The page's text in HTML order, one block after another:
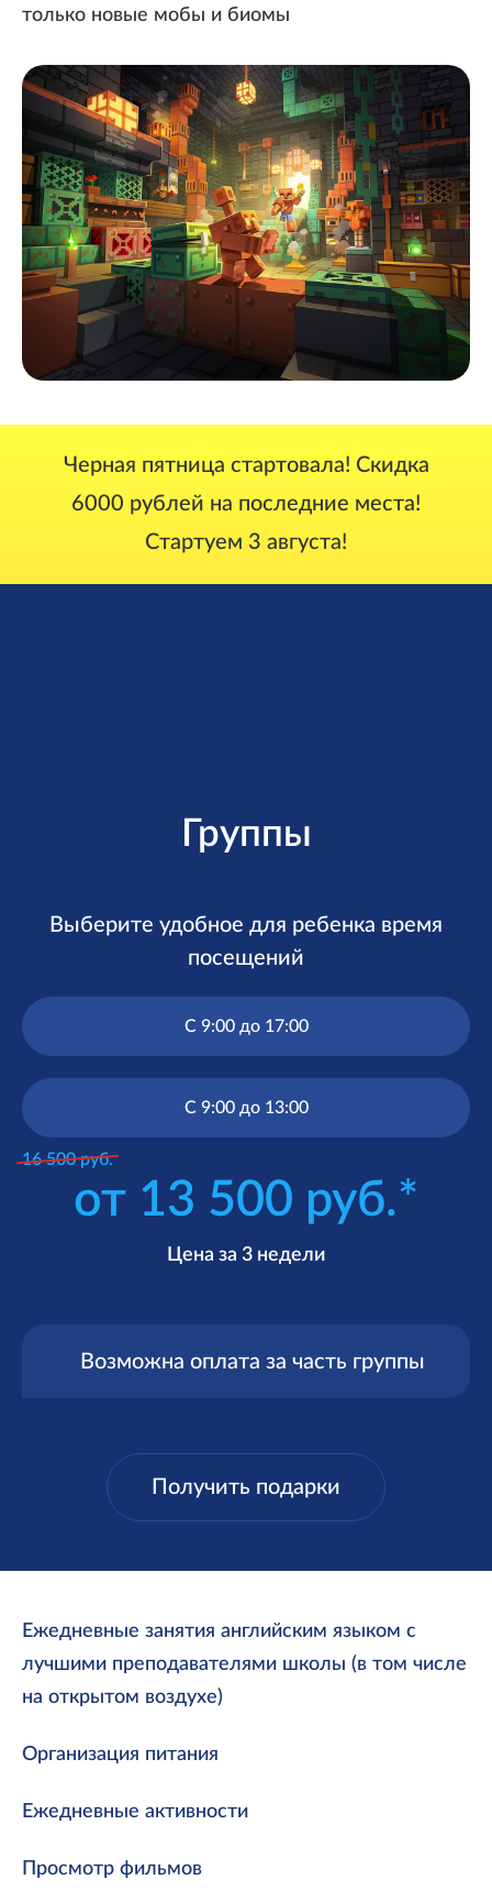
только новые мобы и биомы
Черная пятница стартовала! Скидка
6000 рублей на последние места!
Стартуем 3 августа!
Группы
Выберите удобное для ребенка время
посещений
С 9:00 до 17:00
С 9:00 до 13:00
16 500 руб.
от 13 500 руб.*
Цена за 3 недели
Возможна оплата за часть группы
Получить подарки
Ежедневные занятия английским языком с
лучшими преподавателями школы (в том числе
на открытом воздухе)
Организация питания
Ежедневные активности
Просмотр фильмов